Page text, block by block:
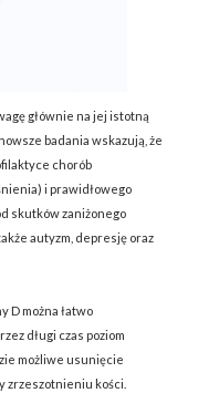
głównie na jej istotną
badania wskazują, że
chorób
i prawidłowego
skutków zaniżonego
autyzm, depresję oraz
D można łatwo
długi czas poziom
możliwe usunięcie
zrzeszotnieniu kości.